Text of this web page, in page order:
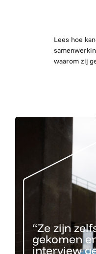
Lees hoe
waarom zij
“Ze zijn
gekomen
interview